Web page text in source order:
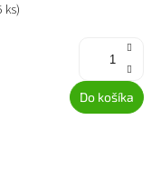
ks)
Do košíka